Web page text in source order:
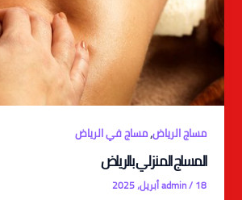
مساج الرياض,مساج في الرياض
المساج المنزلي بالرياض
admin/18 أبريل، 2025